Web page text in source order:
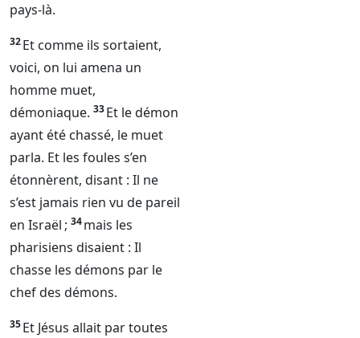
pays-là.
32Et comme ils sortaient,
voici, on lui amena un
homme muet,
démoniaque. 33Et le démon
ayant été chassé, le muet
parla. Et les foules s’en
étonnèrent, disant : Il ne
s’est jamais rien vu de pareil
en Israël ; 34mais les
pharisiens disaient : Il
chasse les démons par le
chef des démons.
35Et Jésus allait par toutes